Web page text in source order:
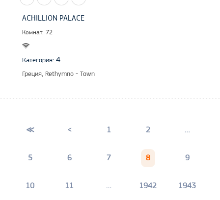
ACHILLION PALACE
Комнат: 72
Категория: 4
Греция, Rethymno - Town
≪ < 1 2 …
5 6 7 8 9
10 11 … 1942 1943